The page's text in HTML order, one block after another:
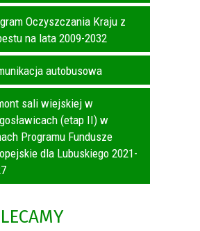
Oczyszczania Kraju z
na lata 2009-2032
autobusowa
sali wiejskiej w
(etap II) w
Programu Fundusze
dla Lubuskiego 2021-